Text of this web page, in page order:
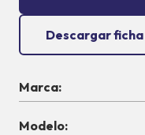
Descargar ficha
Marca:
Modelo: